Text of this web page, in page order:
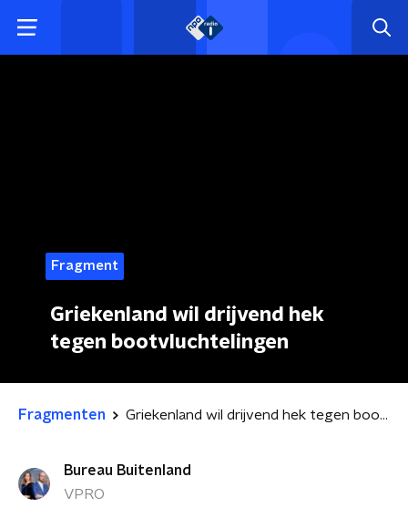
Fragment
Griekenland wil drijvend hek
tegen bootvluchtelingen
Fragmenten Griekenland wil drijvend hek tegen bootvluchtelingen
Bureau Buitenland
VPRO